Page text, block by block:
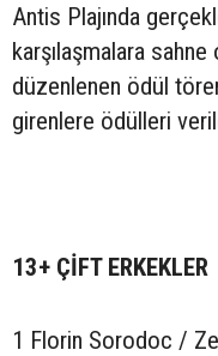
Antis Plajında
karşılaşmalara sahne
düzenlenen ödül
girenlere ödülleri
13+ ÇİFT ERKEKLER
1 Florin Sorodoc /